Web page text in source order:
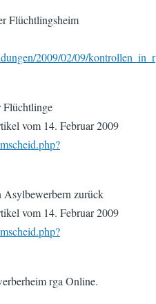
Flüchtlingsheim
2009/02/09/kontrollen_in_r
Flüchtlinge
vom 14. Februar 2009
zurück
vom 14. Februar 2009
rga Online.